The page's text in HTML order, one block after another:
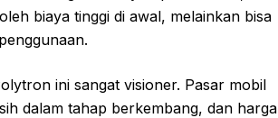
biaya tinggi di awal, melainkan bisa
ini sangat visioner. Pasar mobil
dalam tahap berkembang, dan harga